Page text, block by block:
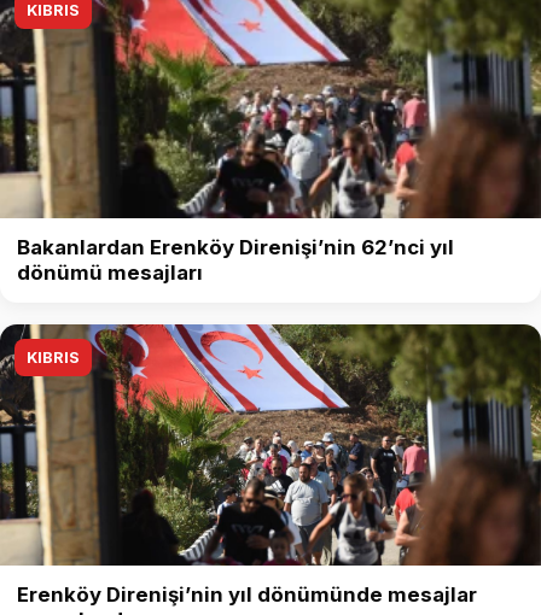
KIBRIS
Bakanlardan Erenköy Direnişi’nin 62’nci yıl
dönümü mesajları
KIBRIS
Erenköy Direnişi’nin yıl dönümünde mesajlar